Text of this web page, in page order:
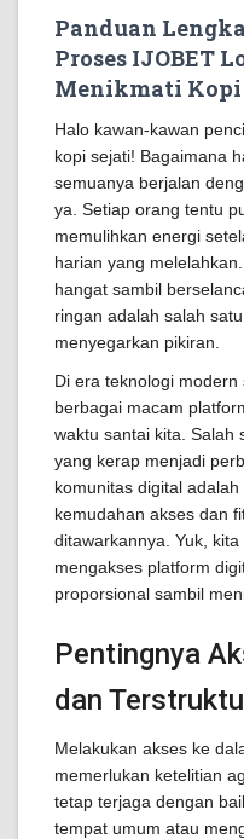
Panduan
Proses IJOBET
Menikmati Kopi
Halo kawan-kawan
kopi sejati! Bagaimana
semuanya berjalan
ya. Setiap orang tentu
memulihkan energi
harian yang
hangat sambil
ringan adalah salah
menyegarkan pikiran.
Di era teknologi
berbagai macam
waktu santai kita. Salah
yang kerap menjadi
komunitas digital adalah
kemudahan akses dan
ditawarkannya. Yuk,
mengakses platform
proporsional sambil
Pentingnya
dan
Melakukan akses ke
memerlukan ketelitian
tetap terjaga dengan
tempat umum atau